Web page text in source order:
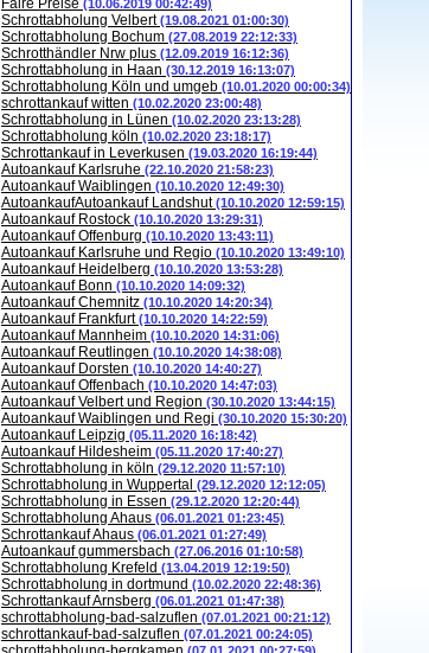
Faire Preise (10.06.2019 00:42:49)
Schrottabholung Velbert(19.08.2021 01:00:30)
Schrottabholung Bochum (27.08.2019 22:12:33)
Schrotthändler Nrw plus (12.09.2019 16:12:36)
Schrottabholung in Haan (30.12.2019 16:13:07)
Schrottabholung Köln und umgeb (10.01.2020 00:00:34)
schrottankauf witten (10.02.2020 23:00:48)
Schrottabholung in Lünen (10.02.2020 23:13:28)
Schrottabholung köln (10.02.2020 23:18:17)
Schrottankauf in Leverkusen (19.03.2020 16:19:44)
Autoankauf Karlsruhe (22.10.2020 21:58:23)
Autoankauf Waiblingen (10.10.2020 12:49:30)
AutoankaufAutoankauf Landshut(10.10.2020 12:59:15)
Autoankauf Rostock (10.10.2020 13:29:31)
Autoankauf Offenburg (10.10.2020 13:43:11)
Autoankauf Karlsruhe und Regio (10.10.2020 13:49:10)
Autoankauf Heidelberg (10.10.2020 13:53:28)
Autoankauf Bonn (10.10.2020 14:09:32)
Autoankauf Chemnitz (10.10.2020 14:20:34)
Autoankauf Frankfurt(10.10.2020 14:22:59)
Autoankauf Mannheim (10.10.2020 14:31:06)
Autoankauf Reutlingen (10.10.2020 14:38:08)
Autoankauf Dorsten (10.10.2020 14:40:27)
Autoankauf Offenbach (10.10.2020 14:47:03)
Autoankauf Velbert und Region (30.10.2020 13:44:15)
Autoankauf Waiblingen und Regi (30.10.2020 15:30:20)
Autoankauf Leipzig (05.11.2020 16:18:42)
Autoankauf Hildesheim (05.11.2020 17:40:27)
Schrottabholung in köln (29.12.2020 11:57:10)
Schrottabholung in Wuppertal (29.12.2020 12:12:05)
Schrottabholung in Essen (29.12.2020 12:20:44)
Schrottabholung Ahaus (06.01.2021 01:23:45)
Schrottankauf Ahaus (06.01.2021 01:27:49)
Autoankauf gummersbach (27.06.2016 01:10:58)
Schrottabholung Krefeld (13.04.2019 12:19:50)
Schrottabholung in dortmund (10.02.2020 22:48:36)
Schrottankauf Arnsberg (06.01.2021 01:47:38)
schrottabholung-bad-salzuflen (07.01.2021 00:21:12)
schrottankauf-bad-salzuflen (07.01.2021 00:24:05)